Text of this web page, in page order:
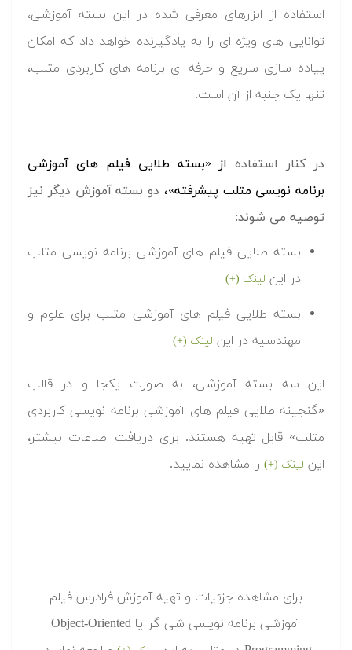
استفاده از ابزارهای معرفی شده در این بسته آموزشی،
توانایی های ویژه ای را به یادگیرنده خواهد داد که امکان
پیاده سازی سریع و حرفه ای برنامه های کاربردی متلب،
تنها یک جنبه از آن است.
در کنار استفادهاز «بسته طلایی فیلم های آموزشی
برنامه نویسی متلب پیشرفته»، دو بسته آموزش دیگر نیز
توصیه می شوند:
بسته طلایی فیلم های آموزشی برنامه نویسی متلب
در این لینک (+)
بسته طلایی فیلم های آموزشی متلب برای علوم و
مهندسیه در این لینک (+)
این سه بسته آموزشی، به صورت یکجا و در قالب
«گنجینه طلایی فیلم های آموزشی برنامه نویسی کاربردی
متلب» قابل تهیه هستند. برای دریافت اطلاعات بیشتر،
این لینک (+) را مشاهده نمایید.
برای مشاهده جزئیات و تهیه آموزش فرادرس فیلم
آموزشی برنامه نویسی شی گرا یا Object-Oriented